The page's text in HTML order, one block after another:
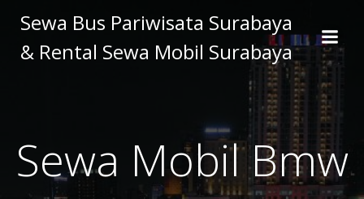
to
content
Sewa Bus Pariwisata Surabaya
& Rental Sewa Mobil Surabaya
Sewa Mobil Bmw